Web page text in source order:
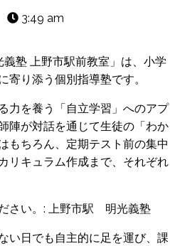
3:49 am
塾 上野市駅前教室」は、小学
り添う個別指導塾です。
力を養う「自立学習」へのアプ
陣が対話を通じて生徒の「わか
もちろん、定期テスト前の集中
リキュラム作成まで、それぞれ
さい。:上野市駅 明光義塾
い日でも自主的に足を運び、課